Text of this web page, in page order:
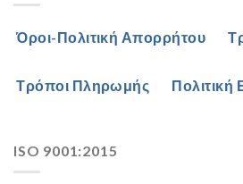
Όροι-Πολιτική Απορρήτου
Τρόποι Πληρωμής
ISO 9001:2015